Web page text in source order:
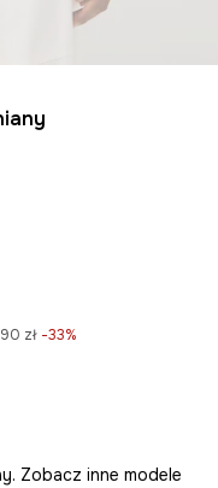
zł -33%
Zobacz inne modele